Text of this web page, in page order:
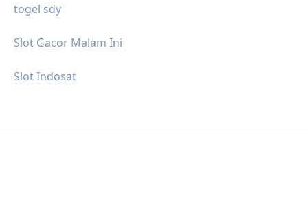
togel sdy
Slot Gacor Malam Ini
Slot Indosat